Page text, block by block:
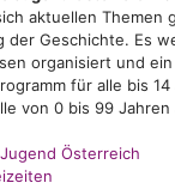
aktuellen Themen
der Geschichte. Es
organisiert und
für alle bis
von 0 bis 99
Österreich